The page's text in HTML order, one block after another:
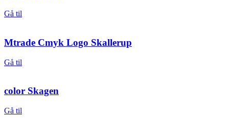
Gå til
Mtrade Cmyk Logo Skallerup
Gå til
color Skagen
Gå til